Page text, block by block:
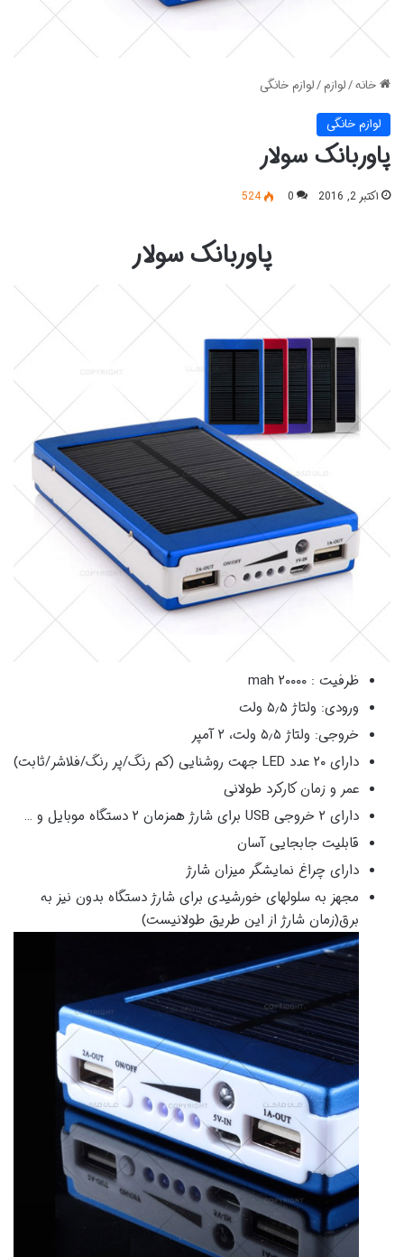
خانه/لوازم/لوازم خانگی
لوازم خانگی
پاوربانک سولار
اکتبر 2, 2016 0
524
پاوربانک سولار
ظرفیت : ۲۰۰۰۰ mah
ورودی: ولتاژ ۵٫۵ ولت
خروجی: ولتاژ ۵٫۵ ولت، ۲ آمپر
دارای ۲۰ عدد LED جهت روشنایی (کم رنگ/پر رنگ/فلاشر/ثابت)
عمر و زمان کارکرد طولانی
دارای ۲ خروجی USB برای شارژ همزمان ۲ دستگاه موبایل و …
قابلیت جابجایی آسان
دارای چراغ نمایشگر میزان شارژ
مجهز به سلولهای خورشیدی برای شارژ دستگاه بدون نیز به
برق(زمان شارژ از این طریق طولانیست)